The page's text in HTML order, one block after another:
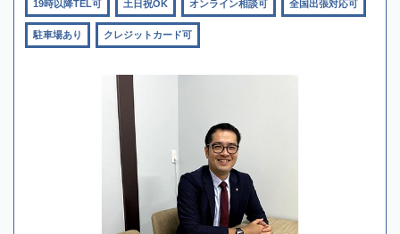
19時以降TEL可 土日祝OK オンライン相談可 全国出張対応可
駐車場あり クレジットカード可